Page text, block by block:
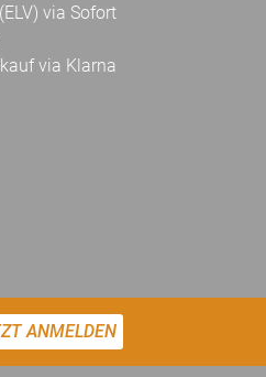
via Sofort
via Klarna
ANMELDEN